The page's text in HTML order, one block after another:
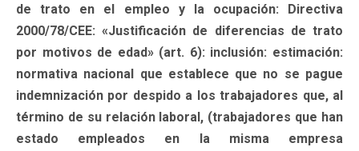
de trato en el empleo y la ocupación: Directiva
2000/78/CEE: «Justificación de diferencias de trato
por motivos de edad» (art. 6): inclusión: estimación:
normativa nacional que establece que no se pague
indemnización por despido a los trabajadores que, al
término de su relación laboral, (trabajadores que han
estado empleados en la misma empresa